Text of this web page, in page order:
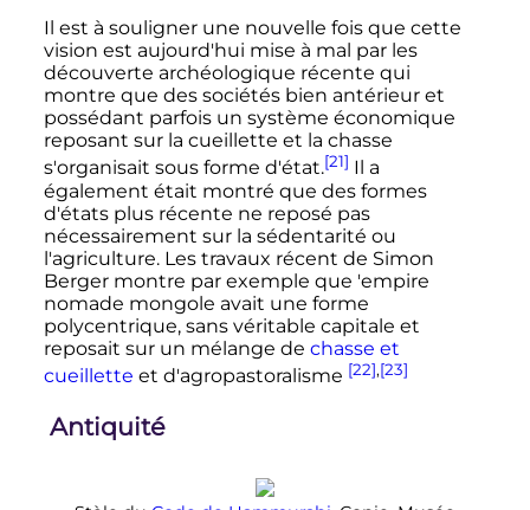
Il est à souligner une nouvelle fois que cette
vision est aujourd'hui mise à mal par les
découverte archéologique récente qui
montre que des sociétés bien antérieur et
possédant parfois un système économique
reposant sur la cueillette et la chasse
s'organisait sous forme d'état.[21] Il a
également était montré que des formes
d'états plus récente ne reposé pas
nécessairement sur la sédentarité ou
l'agriculture. Les travaux récent de Simon
Berger montre par exemple que 'empire
nomade mongole avait une forme
polycentrique, sans véritable capitale et
reposait sur un mélange de chasse et
cueillette et d'agropastoralisme [22],[23]
Antiquité